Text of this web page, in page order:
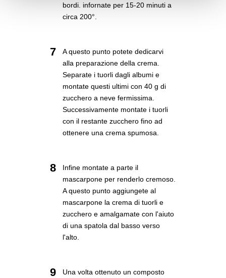
bordi. infornate per 15-20 minuti a
circa 200°.
7
A questo punto potete dedicarvi
alla preparazione della crema.
Separate i tuorli dagli albumi e
montate questi ultimi con 40 g di
zucchero a neve fermissima.
Successivamente montate i tuorli
con il restante zucchero fino ad
ottenere una crema spumosa.
8
Infine montate a parte il
mascarpone per renderlo cremoso.
A questo punto aggiungete al
mascarpone la crema di tuorli e
zucchero e amalgamate con l'aiuto
di una spatola dal basso verso
l'alto.
9
Una volta ottenuto un composto